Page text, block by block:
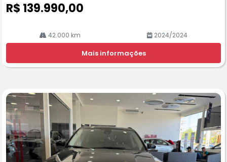
R$ 139.990,00
42.000 km 2024/2024
Mais informações